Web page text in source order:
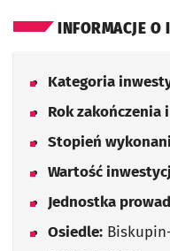
INFORMACJE
Kategoria
Rok zakończenia
Stopień
Wartość
Jednostka
Osiedle: